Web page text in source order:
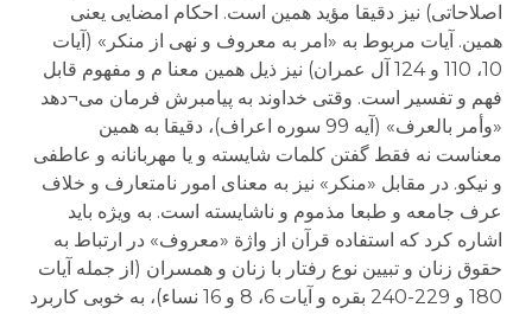
اصلاحاتی) نیز دقیقا مؤید همین است. احکام امضایی یعنی
همین. آیات مربوط به «امر به معروف و نهی از منکر» (آیات
10، 110 و 124 آل عمران) نیز ذیل همین معنا م و مفهوم قابل
فهم و تفسیر است. وقتی خداوند به پیامبرش فرمان می¬دهد
«وأمر بالعرف» (آیه 99 سوره اعراف)، دقیقا به همین
معناست نه فقط گفتن کلمات شایسته و یا مهربانانه و عاطفی
و نیکو. در مقابل «منکر» نیز به معنای امور نامتعارف و خلاف
عرف جامعه و طبعا مذموم و ناشایسته است. به ویژه باید
اشاره کرد که استفاده قرآن از واژة «معروف» در ارتباط به
حقوق زنان و تبیین نوع رفتار با زنان و همسران (از جمله آیات
180 و 229-240 بقره و آیات 6، 8 و 16 نساء)، به خوبی کاربرد